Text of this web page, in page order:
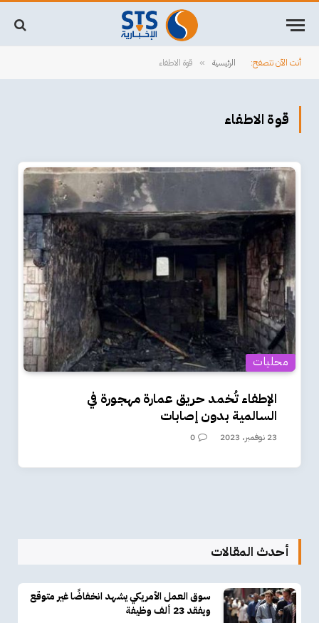
أنت الآن تتصفح: الرئيسية » قوة الاطفاء
قوة الاطفاء
محليات
الإطفاء تُخمد حريق عمارة مهجورة في
السالمية بدون إصابات
23 نوفمبر، 2023 0
أحدث المقالات
سوق العمل الأمريكي يشهد انخفاضًا غير متوقع
ويفقد 23 ألف وظيفة